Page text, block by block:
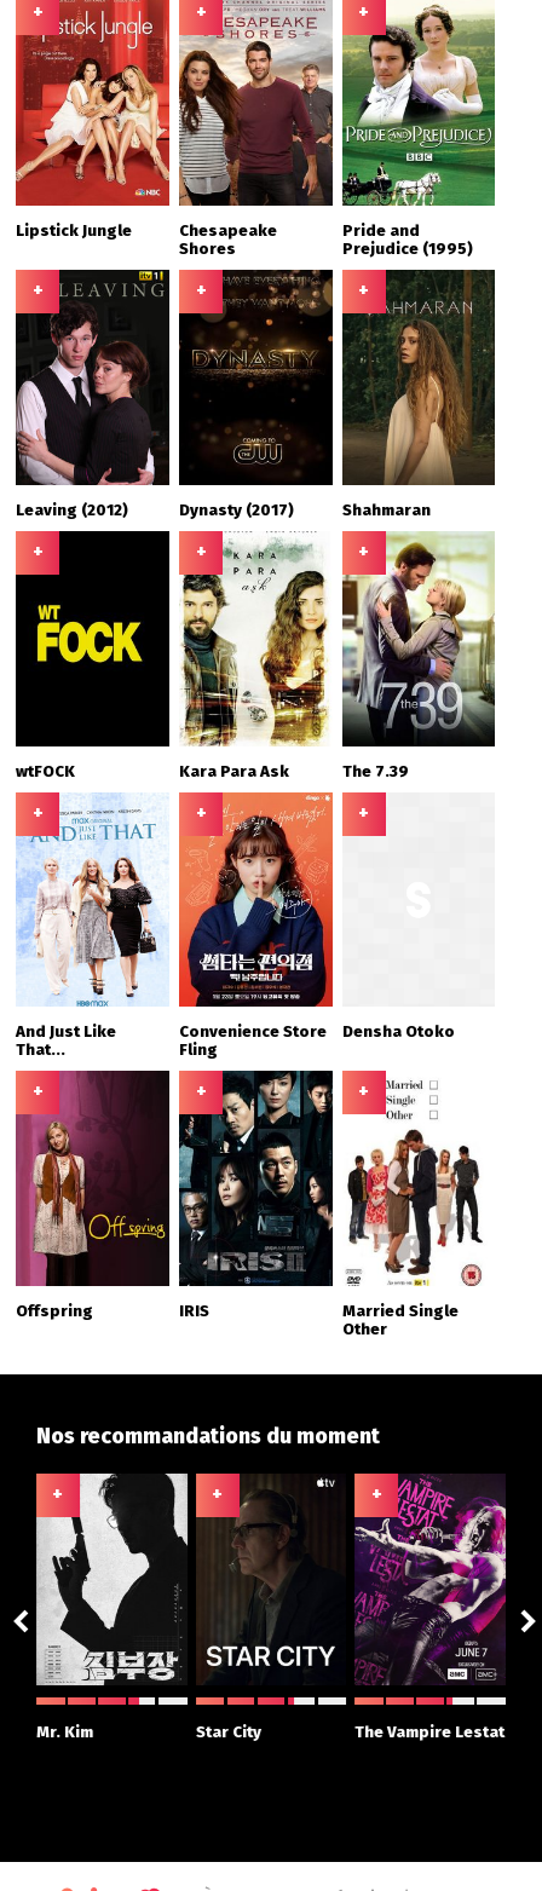
+
Lipstick Jungle
+
Chesapeake
Shores
+
Pride and
Prejudice (1995)
+
Leaving (2012)
+
Dynasty (2017)
+
Shahmaran
+
wtFOCK
+
Kara Para Ask
+
The 7.39
+
And Just Like
That...
+
Convenience Store
Fling
+
Densha Otoko
+
Offspring
+
IRIS
+
Married Single
Other
Nos recommandations du moment
+
Mr. Kim
+
Star City
+
The Vampire Lestat